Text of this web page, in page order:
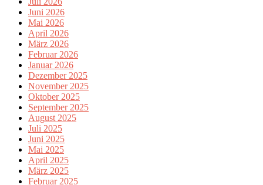
Juni 2026
Mai 2026
April 2026
März 2026
Februar 2026
Januar 2026
Dezember 2025
November 2025
Oktober 2025
September 2025
August 2025
Juli 2025
Juni 2025
Mai 2025
April 2025
März 2025
Februar 2025